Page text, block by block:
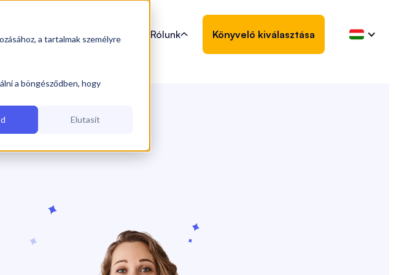
a tartalmak személyre
a böngésződben, hogy
Elutasít
Árak Tudástár Rólunk Könyvelő kiválasztása